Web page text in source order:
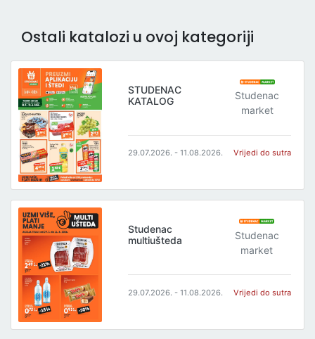
Ostali katalozi u ovoj kategoriji
STUDENAC
KATALOG
Studenac
market
29.07.2026. - 11.08.2026. Vrijedi do sutra
Studenac
multiušteda
Studenac
market
29.07.2026. - 11.08.2026. Vrijedi do sutra